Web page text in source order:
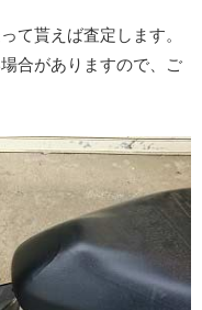
て貰えば査定します。
合がありますので、ご